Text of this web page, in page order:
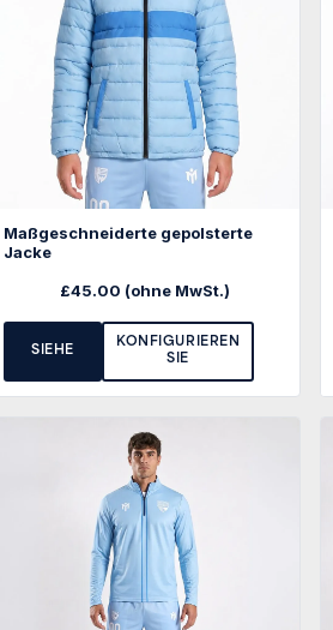
Maßgeschneiderte gepolsterte
Jacke
£45.00 (ohne MwSt.)
SIEHE
KONFIGURIEREN
SIE